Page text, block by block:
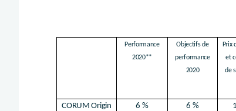
Performance
2020**
Objectifs de
performance
2020
Prix
et
de
CORUM Origin 6 % 6 %